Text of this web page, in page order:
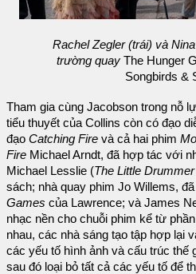
Rachel Zegler (trái) và
trường quay The Hunger
Songbirds &
Tham gia cùng Jacobson trong nỗ
tiểu thuyết của Collins còn có đạo
đạo Catching Fire và cả hai phim
Fire Michael Arndt, đã hợp tác với
Michael Lesslie (The Little
sách; nhà quay phim Jo Willems,
Games của Lawrence; và James
nhạc nền cho chuỗi phim kể từ
nhau, các nhà sáng tạo tập hợp lại
các yếu tố hình ảnh và cấu trúc thế
sau đó loại bỏ tất cả các yếu tố để